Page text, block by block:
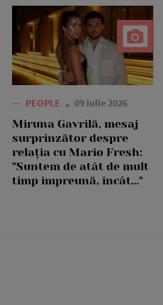
— PEOPLE 09 iulie 2026
Miruna Gavrilă, mesaj
surprinzător despre
relația cu Mario Fresh:
"Suntem de atât de mult
timp împreună, încât…"